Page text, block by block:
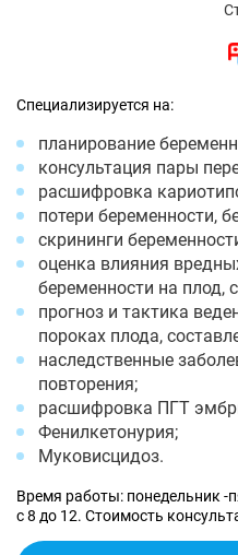
Специализируется на:
планирование
консультация пары
расшифровка
потери беременности,
скрининги
оценка влияния
беременности на плод,
прогноз и тактика
пороках плода,
наследственные
повторения;
расшифровка ПГТ
Фенилкетонурия;
Муковисцидоз.
Время работы: понедельник -
с 8 до 12. Стоимость